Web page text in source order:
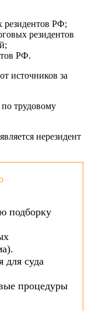
резидентов РФ;
резидентов
РФ.
источников за
трудовому
нерезидент
подборку
суда
процедуры